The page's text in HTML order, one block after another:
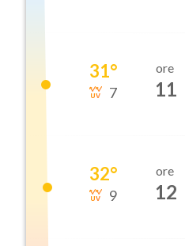
31°
7
ore
11
32°
9
ore
12